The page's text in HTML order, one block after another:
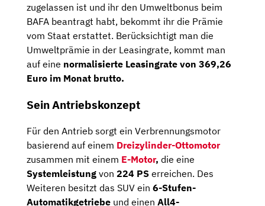
zugelassen ist und ihr den Umweltbonus beim
BAFA beantragt habt, bekommt ihr die Prämie
vom Staat erstattet. Berücksichtigt man die
Umweltprämie in der Leasingrate, kommt man
auf eine normalisierte Leasingrate von 369,26
Euro im Monat brutto.
Sein Antriebskonzept
Für den Antrieb sorgt ein Verbrennungsmotor
basierend auf einem Dreizylinder-Ottomotor
zusammen mit einem E-Motor, die eine
Systemleistung von 224 PS erreichen. Des
Weiteren besitzt das SUV ein 6-Stufen-
Automatikgetriebe und einen All4-